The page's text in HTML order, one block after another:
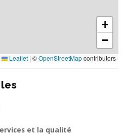
+
−
Leaflet | ©OpenStreetMapcontributors
et la qualité